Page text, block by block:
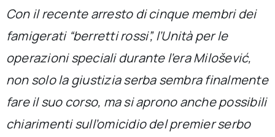
Sezioni
Chi siamo
Cerca
per:
Con il recente arresto di cinque membri dei
famigerati “berretti rossi”, l’Unità per le
operazioni speciali durante l’era Milošević,
non solo la giustizia serba sembra finalmente
fare il suo corso, ma si aprono anche possibili
chiarimenti sull’omicidio del premier serbo